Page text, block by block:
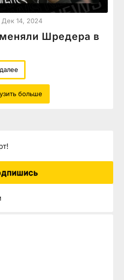
Дек 14, 2024
Шредера в
больше